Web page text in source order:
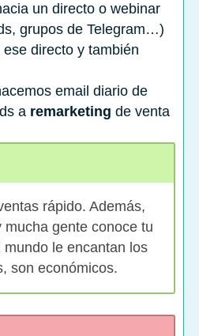
un directo o webinar
grupos de Telegram…)
directo y también
email diario de
a remarketing de venta
rápido. Además,
mucha gente conoce tu
mundo le encantan los
son económicos.